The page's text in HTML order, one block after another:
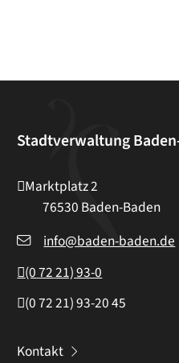
Stadtverwaltung
Marktplatz 2
76530 Baden-Baden
info@baden-baden.de
(07221) 93-0
(07221) 93-2045
Kontakt